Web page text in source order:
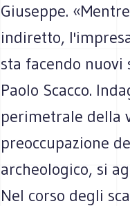
Giuseppe.
indiretto,
sta facendo
Paolo Scacco.
perimetrale della
preoccupazione
archeologico, si
Nel corso degli